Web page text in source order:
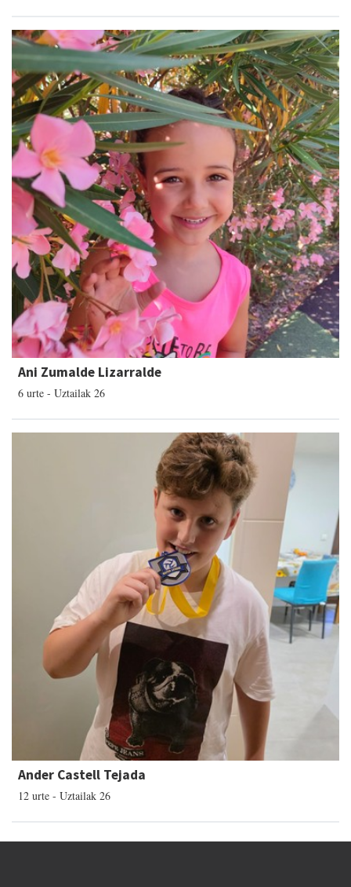
Ani Zumalde Lizarralde
6 urte - Uztailak 26
Ander Castell Tejada
12 urte - Uztailak 26